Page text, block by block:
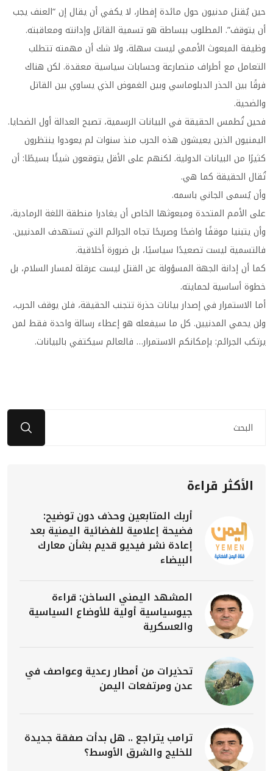
حين يُقتل مدنيون حول مائدة إفطار، لا يكفي أن يقال إن “العنف يجب
أن يتوقف”. المطلوب ببساطة هو تسمية القاتل وإدانته ومعاقبته.
وظيفة المبعوث الأممي ليست سهلة، ولا شك أن مهمته تتطلب
التعامل مع أطراف متصارعة وحسابات سياسية معقدة. لكن هناك
فرقًا بين الحذر الدبلوماسي وبين الغموض الذي يساوي بين القاتل
والضحية.
فحين تُطمس الحقيقة في البيانات الرسمية، تصبح العدالة أول الضحايا.
اليمنيون الذين يعيشون هذه الحرب منذ سنوات لم يعودوا ينتظرون
كثيرًا من البيانات الدولية. لكنهم على الأقل يتوقعون شيئًا بسيطًا: أن
تُقال الحقيقة كما هي.
وأن يُسمى الجاني باسمه.
على الأمم المتحدة ومبعوثها الخاص أن يغادرا منطقة اللغة الرمادية،
وأن يتبنيا موقفًا واضحًا وصريحًا تجاه الجرائم التي تستهدف المدنيين.
فالتسمية ليست تصعيدًا سياسيًا، بل ضرورة أخلاقية.
كما أن إدانة الجهة المسؤولة عن القتل ليست عرقلة لمسار السلام، بل
خطوة أساسية لحمايته.
أما الاستمرار في إصدار بيانات حذرة تتجنب الحقيقة، فلن يوقف الحرب،
ولن يحمي المدنيين. كل ما سيفعله هو إعطاء رسالة واحدة فقط لمن
يرتكب الجرائم: بإمكانكم الاستمرار… فالعالم سيكتفي بالبيانات.
الأكثر قراءة
أربك المتابعين وحذف دون توضيح:
فضيحة إعلامية للفضائية اليمنية بعد
إعادة نشر فيديو قديم بشأن معارك
البيضاء
المشهد اليمني الساخن: قراءة
جيوسياسية أولية للأوضاع السياسية
والعسكرية
تحذيرات من أمطار رعدية وعواصف في
عدن ومرتفعات اليمن
ترامب يتراجع .. هل بدأت صفقة جديدة
للخليج والشرق الأوسط؟